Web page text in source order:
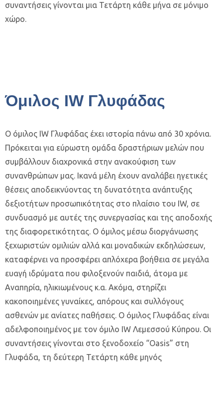
συναντήσεις γίνονται μια Τετάρτη κάθε μήνα σε μόνιμο
χώρο.
Όμιλος IW Γλυφάδας
Ο όμιλος IW Γλυφάδας έχει ιστορία πάνω από 30 χρόνια.
Πρόκειται για εύρωστη ομάδα δραστήριων μελών που
συμβάλλουν διαχρονικά στην ανακούφιση των
συνανθρώπων μας. Ικανά μέλη έχουν αναλάβει ηγετικές
θέσεις αποδεικνύοντας τη δυνατότητα ανάπτυξης
δεξιοτήτων προσωπικότητας στο πλαίσιο του IW, σε
συνδυασμό με αυτές της συνεργασίας και της αποδοχής
της διαφορετικότητας. Ο όμιλος μέσω διοργάνωσης
ξεχωριστών ομιλιών αλλά και μοναδικών εκδηλώσεων,
καταφέρνει να προσφέρει απλόχερα βοήθεια σε μεγάλα
ευαγή ιδρύματα που φιλοξενούν παιδιά, άτομα με
Αναπηρία, ηλικιωμένους κ.α. Ακόμα, στηρίζει
κακοποιημένες γυναίκες, απόρους και συλλόγους
ασθενών με ανίατες παθήσεις. Ο όμιλος Γλυφάδας είναι
αδελφοποιημένος με τον όμιλο IW Λεμεσσού Κύπρου. Οι
συναντήσεις γίνονται στο ξενοδοχείο “Oasis” στη
Γλυφάδα, τη δεύτερη Τετάρτη κάθε μηνός